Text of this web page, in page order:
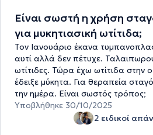
Είναι σωστή η χρήση
για μυκητιασική ωτίτιδα;
Τον Ιανουάριο έκανα
αυτί αλλά δεν πέτυχε.
ωτίτιδες. Τώρα έχω ωτίτιδα στην
έδειξε μύκητα. Για θεραπεία
την ημέρα. Είναι σωστός τρόπος;
Υποβλήθηκε 30/10/2025
2 ειδικοί